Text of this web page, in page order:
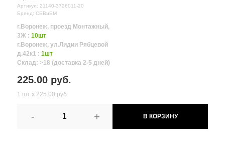
Артикул: 21140-3726011-20
Бренд: СЕВиЕМ
г.Воронеж, проезд Монтажный,
3Ж : 10шт
г.Воронеж, ул.Лидии Рябцевой
д.42к1 : 1шт
Склад: >18 (доставка 2-5 дней)
225.00 руб.
1 шт х 225.00 руб.
- + В КОРЗИНУ